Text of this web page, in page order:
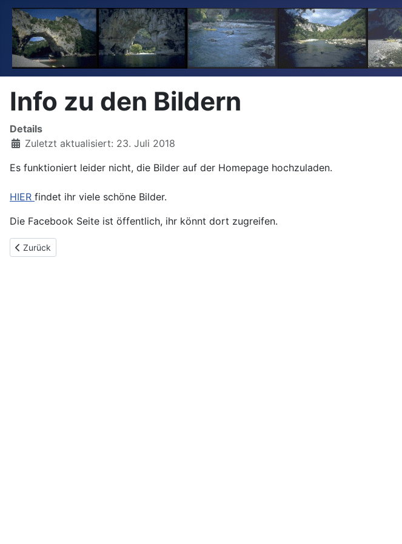
Info zu den Bildern
Details
Zuletzt aktualisiert: 23. Juli 2018
Es funktioniert leider nicht, die Bilder auf der Homepage hochzuladen.
HIER findet ihr viele schöne Bilder.
Die Facebook Seite ist öffentlich, ihr könnt dort zugreifen.
Vorheriger Beitrag: Montag, 23. Juli 2018
Zurück